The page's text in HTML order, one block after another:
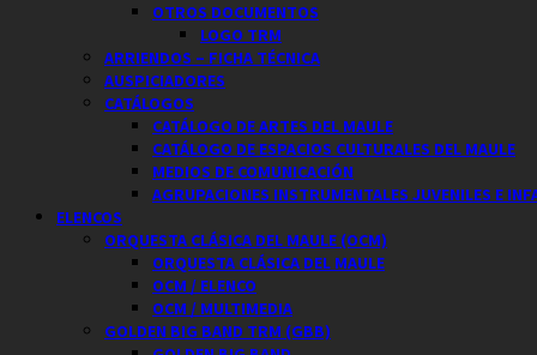
OTROS DOCUMENTOS
LOGO TRM
ARRIENDOS – FICHA TÉCNICA
AUSPICIADORES
CATÁLOGOS
CATÁLOGO DE ARTES DEL MAULE
CATÁLOGO DE ESPACIOS CULTURALES DEL MAULE
MEDIOS DE COMUNICACIÓN
AGRUPACIONES INSTRUMENTALES JUVENILES E
ELENCOS
ORQUESTA CLÁSICA DEL MAULE (OCM)
ORQUESTA CLÁSICA DEL MAULE
OCM / ELENCO
OCM / MULTIMEDIA
GOLDEN BIG BAND TRM (GBB)